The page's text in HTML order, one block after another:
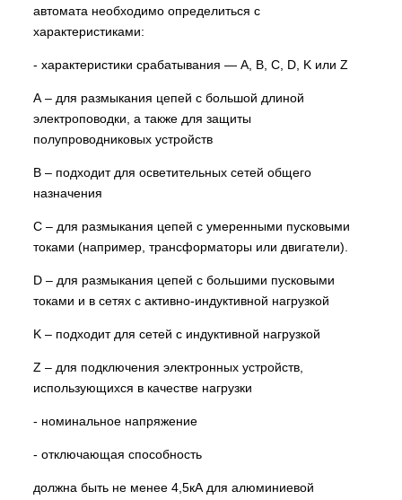
автомата необходимо определиться с
характеристиками:
- характеристики срабатывания — A, B, C, D, K или Z
А – для размыкания цепей с большой длиной
электроповодки, а также для защиты
полупроводниковых устройств
В – подходит для осветительных сетей общего
назначения
C – для размыкания цепей с умеренными пусковыми
токами (например, трансформаторы или двигатели).
D – для размыкания цепей с большими пусковыми
токами и в сетях с активно-индуктивной нагрузкой
K – подходит для сетей с индуктивной нагрузкой
Z – для подключения электронных устройств,
использующихся в качестве нагрузки
- номинальное напряжение
- отключающая способность
должна быть не менее 4,5кА для алюминиевой